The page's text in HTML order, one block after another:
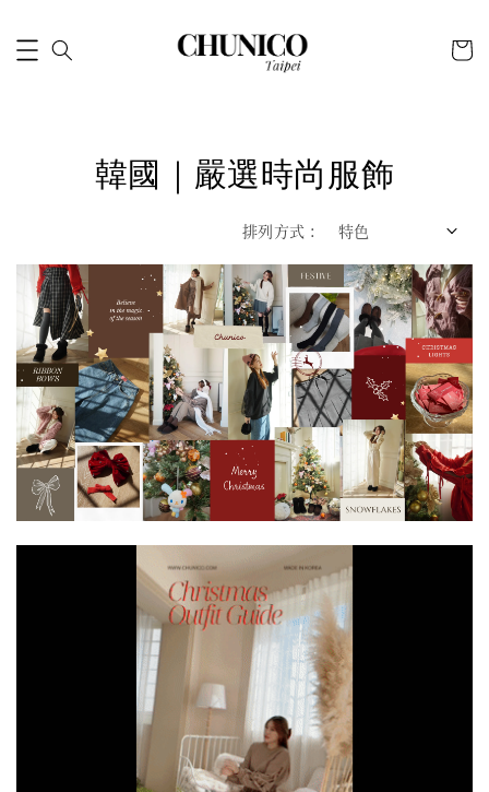
韓國｜嚴選時尚服飾
排列方式 :